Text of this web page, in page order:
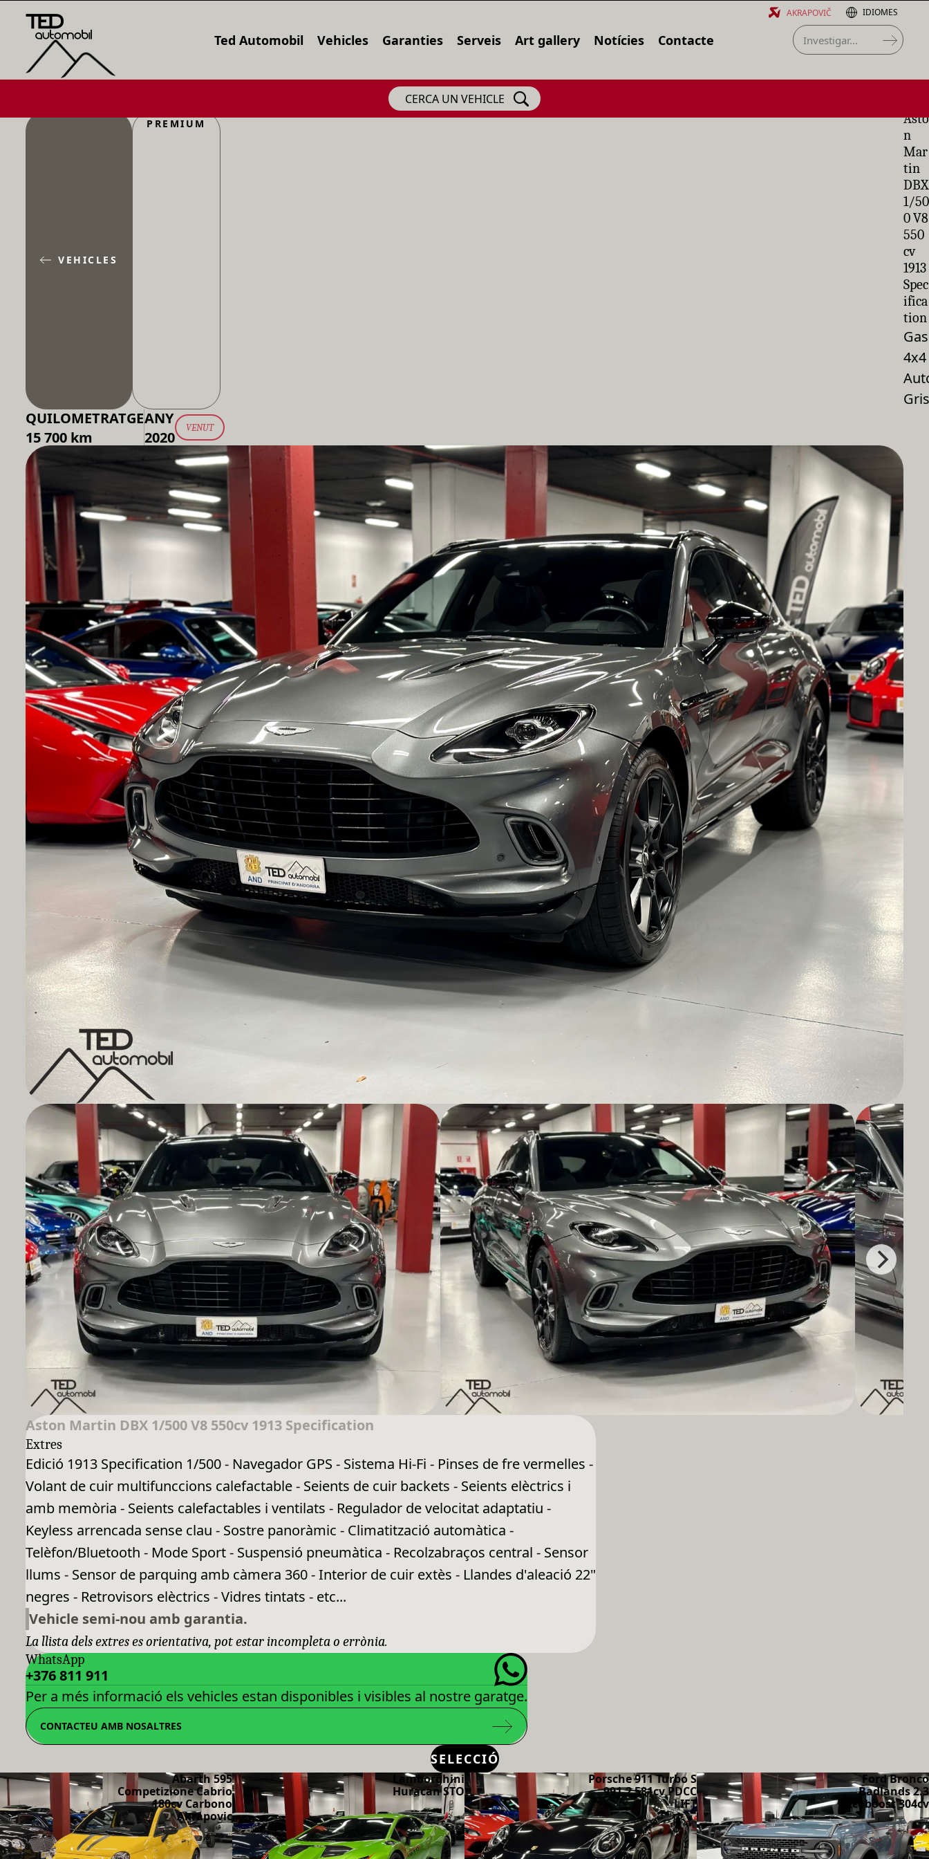
Ted Automobil Vehicles Garanties Serveis Art gallery Notícies Contacte
IDIOMES
AKRAPOVIČ
CERCA UN VEHICLE
VEHICLES
PREMIUM
Asto
n
Mar
tin
DBX
1/50
0 V8
550
cv
1913
Spec
ifica
tion
4x4
Gris
QUILOMETRATGE
15 700 km
ANY
2020
VENUT
Aston Martin DBX 1/500 V8 550cv 1913 Specification
Extres
Edició 1913 Specification 1/500 - Navegador GPS - Sistema Hi-Fi - Pinses de fre vermelles -
Volant de cuir multifunccions calefactable - Seients de cuir backets - Seients elèctrics i
amb memòria - Seients calefactables i ventilats - Regulador de velocitat adaptatiu -
Keyless arrencada sense clau - Sostre panoràmic - Climatització automàtica -
Telèfon/Bluetooth - Mode Sport - Suspensió pneumàtica - Recolzabraços central - Sensor
llums - Sensor de parquing amb càmera 360 - Interior de cuir extès - Llandes d'aleació 22"
negres - Retrovisors elèctrics - Vidres tintats - etc...
Vehicle semi-nou amb garantia.
La llista dels extres es orientativa, pot estar incompleta o errònia.
WhatsApp
+376 811 911
Per a més informació els vehicles estan disponibles i visibles al nostre garatge.
CONTACTEU AMB NOSALTRES
SELECCIÓ
Abarth 595
Competizione Cabrio
180cv Carbono
Akrapovic
Lamborghini
Huracan STO
Porsche 911 Turbo S
991.2 581cv PDCC
LIFT
Ford Bronco
Badlands 2.3
Ecoboost 304cv